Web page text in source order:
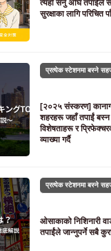
त्यहाँ सर्नु अघि तपाईंले
सुरक्षाका लागि परिचित
प्रत्येक स्टेशनमा बस्ने
[२०२५ संस्करण]
शहरहरू जहाँ तपाईं बस्न
विशेषताहरू र
व्याख्या गर्दै
प्रत्येक स्टेशनमा बस्ने
ओसाकाको निशिनारी
तपाईंले जान्नुपर्ने सबै